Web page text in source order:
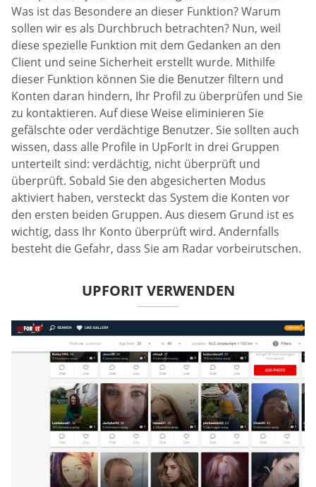
Was ist das Besondere an dieser Funktion? Warum
sollen wir es als Durchbruch betrachten? Nun, weil
diese spezielle Funktion mit dem Gedanken an den
Client und seine Sicherheit erstellt wurde. Mithilfe
dieser Funktion können Sie die Benutzer filtern und
Konten daran hindern, Ihr Profil zu überprüfen und Sie
zu kontaktieren. Auf diese Weise eliminieren Sie
gefälschte oder verdächtige Benutzer. Sie sollten auch
wissen, dass alle Profile in UpForIt in drei Gruppen
unterteilt sind: verdächtig, nicht überprüft und
überprüft. Sobald Sie den abgesicherten Modus
aktiviert haben, versteckt das System die Konten vor
den ersten beiden Gruppen. Aus diesem Grund ist es
wichtig, dass Ihr Konto überprüft wird. Andernfalls
besteht die Gefahr, dass Sie am Radar vorbeirutschen.
UPFORIT VERWENDEN